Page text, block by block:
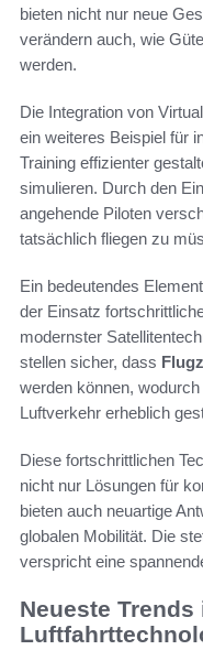
bieten nicht nur neue
verändern auch, wie
werden.
Die Integration von
ein weiteres Beispiel für
Training effizienter
simulieren. Durch den
angehende Piloten
tatsächlich fliegen zu
Ein bedeutendes
der Einsatz
modernster
stellen sicher, dass
werden können,
Luftverkehr erheblich
Diese fortschrittlichen
nicht nur Lösungen für
bieten auch neuartige
globalen Mobilität. Die
verspricht eine
Neueste Trends